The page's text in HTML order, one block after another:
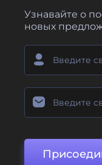
Узнавайте о
новых